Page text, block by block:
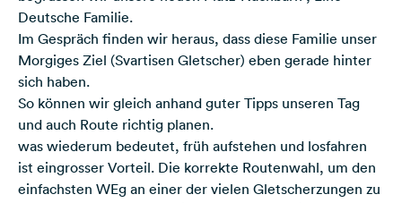
Deutsche Familie.
Im Gespräch finden wir heraus, dass diese Familie unser
Morgiges Ziel (Svartisen Gletscher) eben gerade hinter
sich haben.
So können wir gleich anhand guter Tipps unseren Tag
und auch Route richtig planen.
was wiederum bedeutet, früh aufstehen und losfahren
ist eingrosser Vorteil. Die korrekte Routenwahl, um den
einfachsten WEg an einer der vielen Gletscherzungen zu